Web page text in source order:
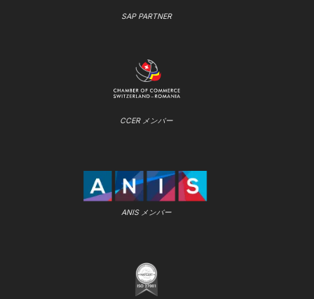
SAP PARTNER
CCER メンバー
ANIS メンバー